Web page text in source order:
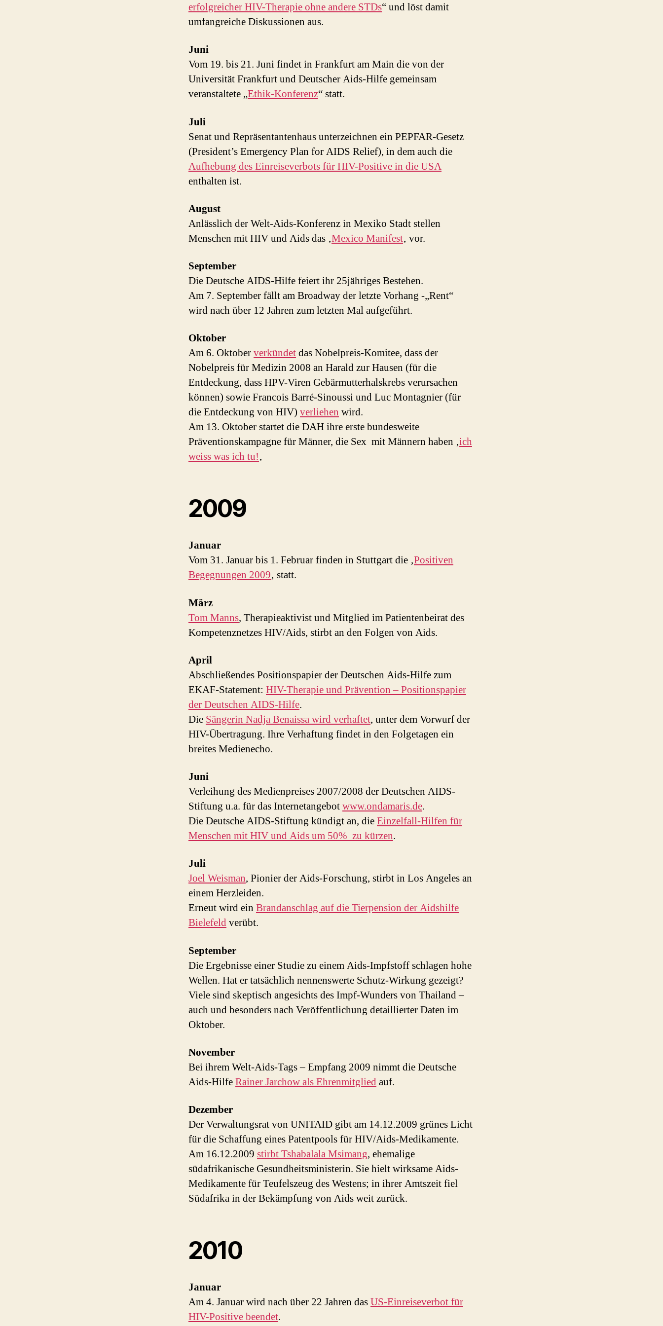
erfolgreicher HIV-Therapie ohne andere STDs“ und löst damit
umfangreiche Diskussionen aus.
Juni
Vom 19. bis 21. Juni findet in Frankfurt am Main die von der
Universität Frankfurt und Deutscher Aids-Hilfe gemeinsam
veranstaltete „Ethik-Konferenz“ statt.
Juli
Senat und Repräsentantenhaus unterzeichnen ein PEPFAR-Gesetz
(President’s Emergency Plan for AIDS Relief), in dem auch die
Aufhebung des Einreiseverbots für HIV-Positive in die USA
enthalten ist.
August
Anlässlich der Welt-Aids-Konferenz in Mexiko Stadt stellen
Menschen mit HIV und Aids das ‚Mexico Manifest‚ vor.
September
Die Deutsche AIDS-Hilfe feiert ihr 25jähriges Bestehen.
Am 7. September fällt am Broadway der letzte Vorhang -„Rent“
wird nach über 12 Jahren zum letzten Mal aufgeführt.
Oktober
Am 6. Oktoberverkündetdas Nobelpreis-Komitee, dass der
Nobelpreis für Medizin 2008 an Harald zur Hausen (für die
Entdeckung, dass HPV-Viren Gebärmutterhalskrebs verursachen
können) sowie Francois Barré-Sinoussi und Luc Montagnier (für
die Entdeckung von HIV) verliehen wird.
Am 13. Oktober startet die DAH ihre erste bundesweite
Präventionskampagne für Männer, die Sex mit Männern haben ‚ich
weiss was ich tu!‚
2009
Januar
Vom 31. Januar bis 1. Februar finden in Stuttgart die ‚Positiven
Begegnungen 2009‚ statt.
März
Tom Manns, Therapieaktivist und Mitglied im Patientenbeirat des
Kompetenznetzes HIV/Aids, stirbt an den Folgen von Aids.
April
Abschließendes Positionspapier der Deutschen Aids-Hilfe zum
EKAF-Statement: HIV-Therapie und Prävention – Positionspapier
der Deutschen AIDS-Hilfe.
Die Sängerin Nadja Benaissa wird verhaftet, unter dem Vorwurf der
HIV-Übertragung. Ihre Verhaftung findet in den Folgetagen ein
breites Medienecho.
Juni
Verleihung des Medienpreises 2007/2008 der Deutschen AIDS-
Stiftung u.a. für das Internetangebotwww.ondamaris.de.
Die Deutsche AIDS-Stiftung kündigt an, dieEinzelfall-Hilfen für
Menschen mit HIV und Aids um 50% zu kürzen.
Juli
Joel Weisman, Pionier der Aids-Forschung, stirbt in Los Angeles an
einem Herzleiden.
Erneut wird ein Brandanschlag auf die Tierpension der Aidshilfe
Bielefeldverübt.
September
Die Ergebnisse einer Studie zu einem Aids-Impfstoff schlagen hohe
Wellen. Hat er tatsächlich nennenswerte Schutz-Wirkung gezeigt?
Viele sind skeptisch angesichts des Impf-Wunders von Thailand –
auch und besonders nach Veröffentlichung detaillierter Daten im
Oktober.
November
Bei ihrem Welt-Aids-Tags – Empfang 2009 nimmt die Deutsche
Aids-HilfeRainer Jarchow als Ehrenmitgliedauf.
Dezember
Der Verwaltungsrat von UNITAID gibt am 14.12.2009 grünes Licht
für die Schaffung eines Patentpools für HIV/Aids-Medikamente.
Am 16.12.2009 stirbt Tshabalala Msimang, ehemalige
südafrikanische Gesundheitsministerin. Sie hielt wirksame Aids-
Medikamente für Teufelszeug des Westens; in ihrer Amtszeit fiel
Südafrika in der Bekämpfung von Aids weit zurück.
2010
Januar
Am 4. Januar wird nach über 22 Jahren dasUS-Einreiseverbot für
HIV-Positive beendet.